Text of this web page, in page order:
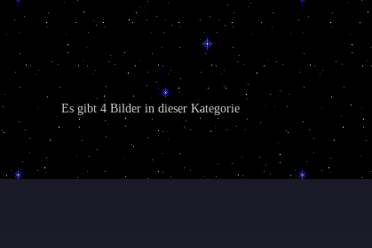
Es gibt 4 Bilder in dieser Kategorie